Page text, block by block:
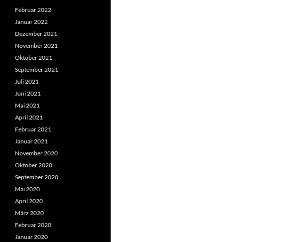
Februar 2022
Januar 2022
Dezember 2021
November 2021
Oktober 2021
September 2021
Juli 2021
Juni 2021
Mai 2021
April 2021
Februar 2021
Januar 2021
November 2020
Oktober 2020
September 2020
Mai 2020
April 2020
März 2020
Februar 2020
Januar 2020